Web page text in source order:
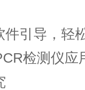
引导，轻
检测仪应